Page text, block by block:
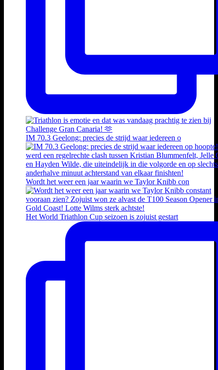
IM 70.3 Geelong: precies de strijd waar iedereen o
Wordt het weer een jaar waarin we Taylor Knibb con
Het World Triathlon Cup seizoen is zojuist gestart